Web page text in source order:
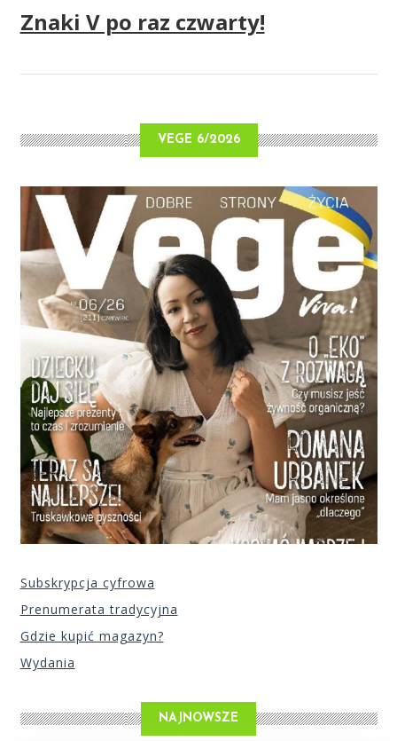
Znaki V po raz czwarty!
VEGE 6/2026
Subskrypcja cyfrowa
Prenumerata tradycyjna
Gdzie kupić magazyn?
Wydania
NAJNOWSZE